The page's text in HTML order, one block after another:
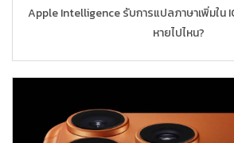
Apple Intelligence รับการแปลภาษาเพิ่มใน
หายไปไหน?